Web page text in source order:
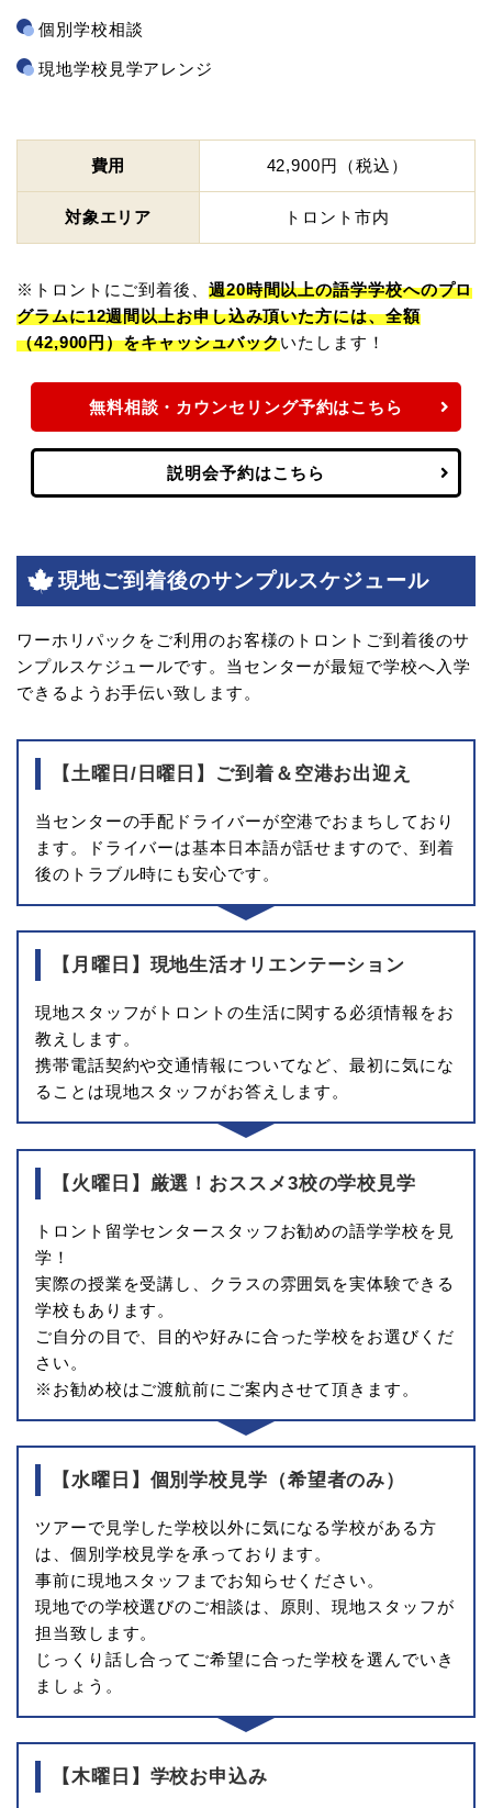
個別学校相談
現地学校見学アレンジ
費用 42,900円（税込）
対象エリア トロント市内
※トロントにご到着後、 週20時間以上の語学学校へのプロ
グラムに12週間以上お申し込み頂いた方には、全額
（42,900円）をキャッシュバックいたします！
無料相談・カウンセリング予約はこちら
説明会予約はこちら
現地ご到着後のサンプルスケジュール
ワーホリパックをご利用のお客様のトロントご到着後のサ
ンプルスケジュールです。 当センターが最短で学校へ入学
できるようお手伝い致します。
【土曜日/日曜日】ご到着＆空港お出迎え
当センターの手配ドライバーが空港でおまちしており
ます。ドライバーは基本日本語が話せますので、到着
後のトラブル時にも安心です。
【月曜日】現地生活オリエンテーション
現地スタッフがトロントの生活に関する必須情報をお
教えします。
携帯電話契約や交通情報についてなど、最初に気にな
ることは現地スタッフがお答えします。
【火曜日】厳選！おススメ3校の学校見学
トロント留学センタースタッフお勧めの語学学校を見
学！
実際の授業を受講し、クラスの雰囲気を実体験できる
学校もあります。
ご自分の目で、目的や好みに合った学校をお選びくだ
さい。
※お勧め校はご渡航前にご案内させて頂きます。
【水曜日】個別学校見学（希望者のみ）
ツアーで見学した学校以外に気になる学校がある方
は、個別学校見学を承っております。
事前に現地スタッフまでお知らせください。
現地での学校選びのご相談は、原則、現地スタッフが
担当致します。
じっくり話し合ってご希望に合った学校を選んでいき
ましょう。
【木曜日】学校お申込み